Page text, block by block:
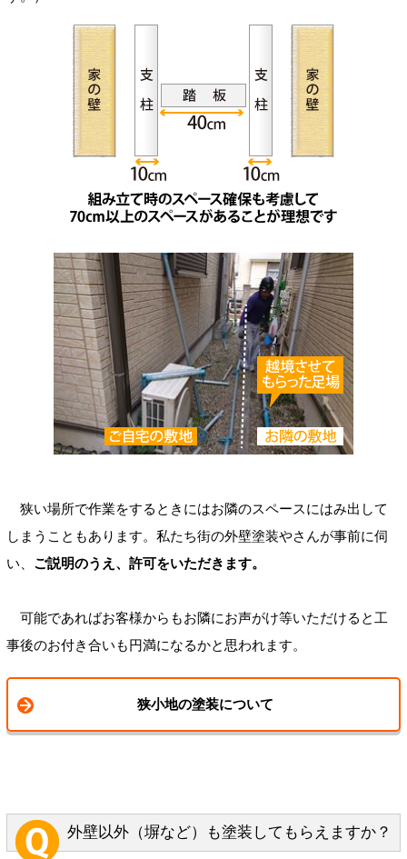
狭い場所で作業をするときにはお隣のスペースにはみ出して
しまうこともあります。私たち街の外壁塗装やさんが事前に伺
い、 ご説明のうえ、許可をいただきます。
可能であればお客様からもお隣にお声がけ等いただけると工
事後のお付き合いも円満になるかと思われます。
狭小地の塗装について
外壁以外（塀など）も塗装してもらえますか？